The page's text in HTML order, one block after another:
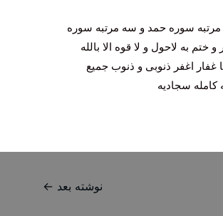
مرتبه سوره حمد و سه مرتبه سوره
و ختم به لاحول و لا قوه الا بالله
غفار اغفر ذنوبی و ذنوب جمیع
سجادیه
نوشته بعد ←